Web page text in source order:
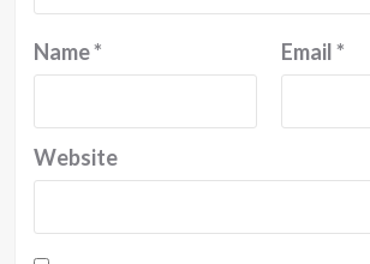
Name* Email*
Website